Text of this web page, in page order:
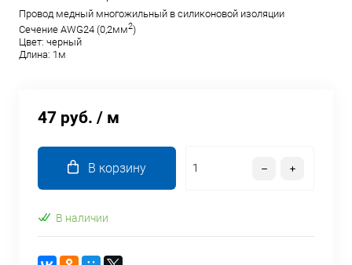
Провод медный многожильный в силиконовой изоляции
Сечение AWG24 (0,2мм2)
Цвет: черный
Длина: 1м
47 руб. / м
В корзину
В наличии